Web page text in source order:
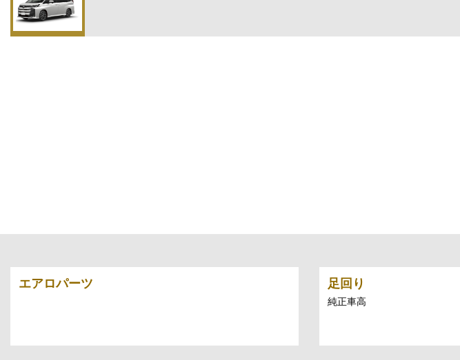
エアロパーツ 足回り
純正車高